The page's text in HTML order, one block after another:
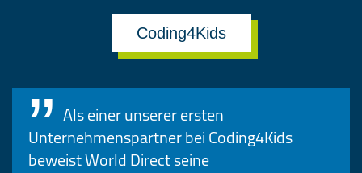
Coding4Kids
Als einer unserer ersten
Unternehmenspartner bei Coding4Kids
beweist World Direct seine